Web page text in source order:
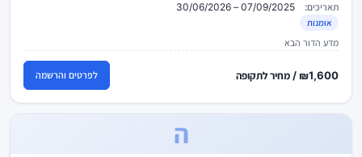
תאריכים:
07/09/2025 – 30/06/2026
אומנות
מדע הדור הבא
₪1,600 / מחיר לתקופה לפרטים והרשמה
ה